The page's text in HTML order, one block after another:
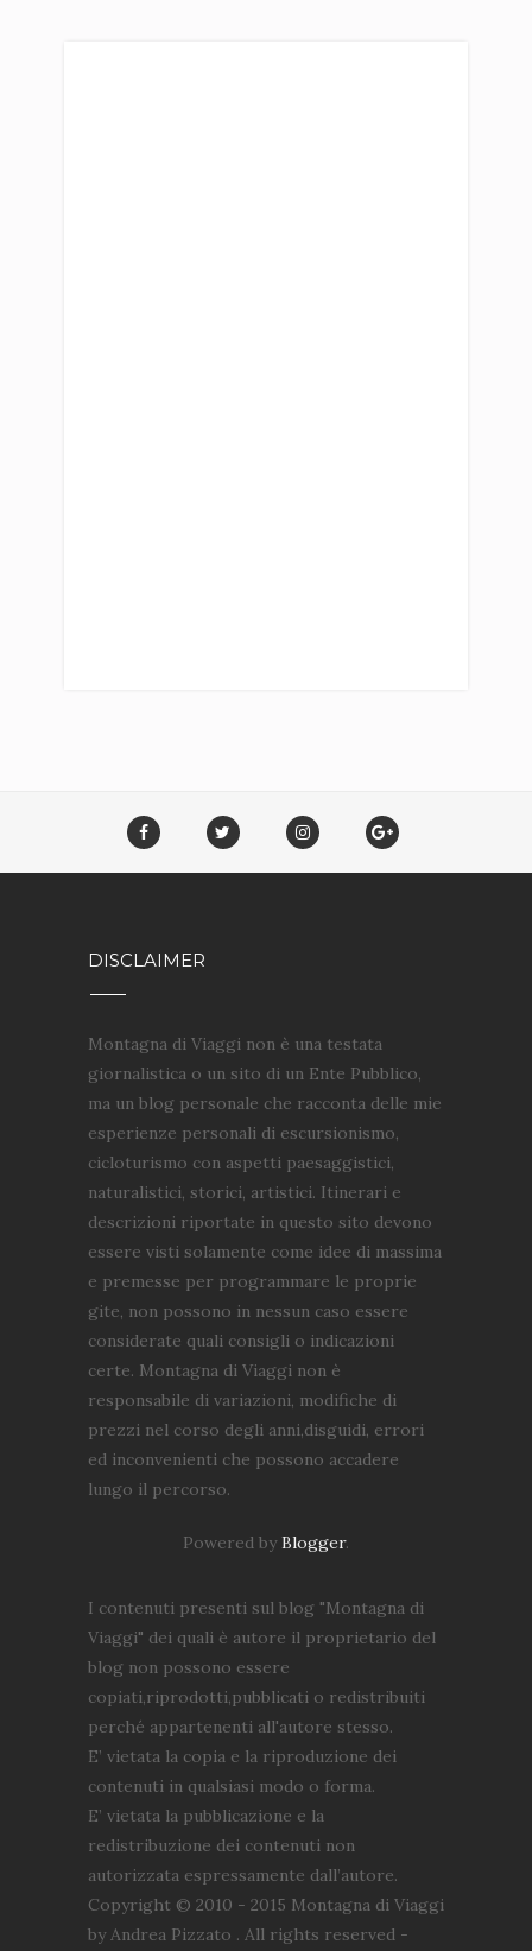
DISCLAIMER
Montagna di Viaggi non è una testata
giornalistica o un sito di un Ente Pubblico,
ma un blog personale che racconta delle mie
esperienze personali di escursionismo,
cicloturismo con aspetti paesaggistici,
naturalistici, storici, artistici. Itinerari e
descrizioni riportate in questo sito devono
essere visti solamente come idee di massima
e premesse per programmare le proprie
gite, non possono in nessun caso essere
considerate quali consigli o indicazioni
certe. Montagna di Viaggi non è
responsabile di variazioni, modifiche di
prezzi nel corso degli anni,disguidi, errori
ed inconvenienti che possono accadere
lungo il percorso.
Powered byBlogger.
I contenuti presenti sul blog "Montagna di
Viaggi" dei quali è autore il proprietario del
blog non possono essere
copiati,riprodotti,pubblicati o redistribuiti
perché appartenenti all'autore stesso.
E’ vietata la copia e la riproduzione dei
contenuti in qualsiasi modo o forma.
E’ vietata la pubblicazione e la
redistribuzione dei contenuti non
autorizzata espressamente dall’autore.
Copyright © 2010 - 2015 Montagna di Viaggi
by Andrea Pizzato . All rights reserved -